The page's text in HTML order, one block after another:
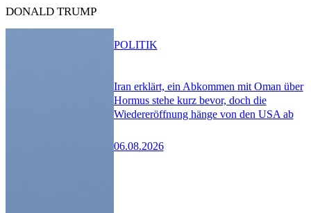
DONALD TRUMP
Iran erklärt, ein Abkommen mit Oman über
Hormus stehe kurz bevor, doch die
Wiedereröffnung hänge von den USA ab
06.08.2026
POLITIK